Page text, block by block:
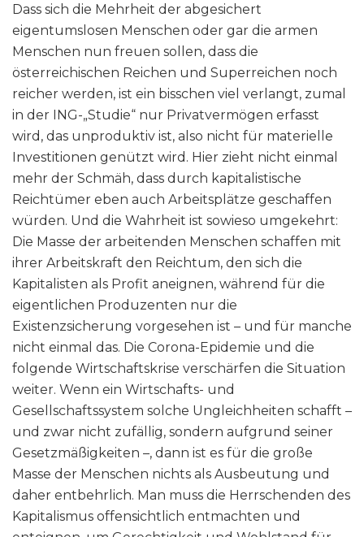
Dass sich die Mehrheit der abgesichert
eigentumslosen Menschen oder gar die armen
Menschen nun freuen sollen, dass die
österreichischen Reichen und Superreichen noch
reicher werden, ist ein bisschen viel verlangt, zumal
in der ING-„Studie“ nur Privatvermögen erfasst
wird, das unproduktiv ist, also nicht für materielle
Investitionen genützt wird. Hier zieht nicht einmal
mehr der Schmäh, dass durch kapitalistische
Reichtümer eben auch Arbeitsplätze geschaffen
würden. Und die Wahrheit ist sowieso umgekehrt:
Die Masse der arbeitenden Menschen schaffen mit
ihrer Arbeitskraft den Reichtum, den sich die
Kapitalisten als Profit aneignen, während für die
eigentlichen Produzenten nur die
Existenzsicherung vorgesehen ist – und für manche
nicht einmal das. Die Corona-Epidemie und die
folgende Wirtschaftskrise verschärfen die Situation
weiter. Wenn ein Wirtschafts- und
Gesellschaftssystem solche Ungleichheiten schafft –
und zwar nicht zufällig, sondern aufgrund seiner
Gesetzmäßigkeiten –, dann ist es für die große
Masse der Menschen nichts als Ausbeutung und
daher entbehrlich. Man muss die Herrschenden des
Kapitalismus offensichtlich entmachten und